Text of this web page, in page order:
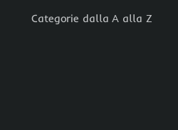
Categorie dalla A alla Z